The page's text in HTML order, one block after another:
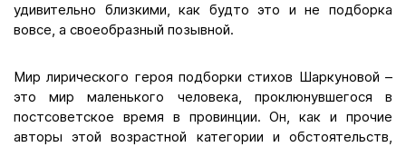
удивительно близкими, как будто это и не подборка
вовсе, а своеобразный позывной.
Мир лирического героя подборки стихов Шаркуновой –
это мир маленького человека, проклюнувшегося в
постсоветское время в провинции. Он, как и прочие
авторы этой возрастной категории и обстоятельств,